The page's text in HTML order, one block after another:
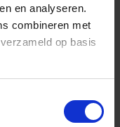
en analyseren.
combineren met
op basis